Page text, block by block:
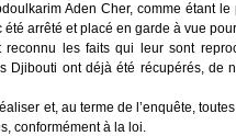
Aden Cher, comme étant
arrêté et placé en garde à vue
reconnu les faits qui leur sont
Djibouti ont déjà été récupérés,
et, au terme de l’enquête,
conformément à la loi.